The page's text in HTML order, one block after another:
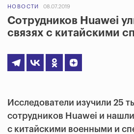
НОВОСТИ 08.07.2019
Сотрудников Huawei
связях с китайскими
Исследователи изучили 25
сотрудников Huawei и
с китайскими военными и